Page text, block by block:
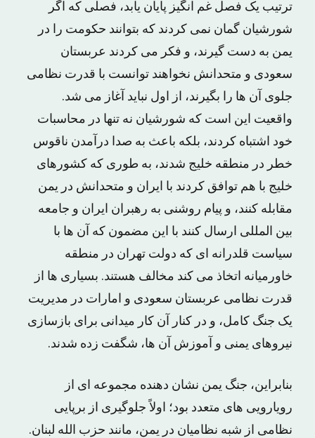
ترتیب یک فصل غم انگیز پایان یابد، فصلی که اگر
شورشیان گمان نمی کردند که بتوانند حکومت را در
یمن به دست گیرند، و فکر می کردند عربستان
سعودی و متحدانش نخواهند توانست با قدرت نظامی
جلوی آن ها را بگیرند، از اول نباید آغاز می شد.
واقعیت این است که شورشیان نه تنها در محاسبات
خود اشتباه کردند، بلکه باعث به صدا درآمدن ناقوس
خطر در منطقه خلیج شدند، به طوری که کشورهای
خلیج با هم توافق کردند با ایران و متحدانش در یمن
مقابله کنند، و پیام روشنی به رهبران ایران و جامعه
بین المللی ارسال کنند با این مضمون که آن ها با
سیاست قلدرانه ای که دولت تهران در منطقه
خاورمیانه اتخاذ می کند مخالف هستند. بسیاری ها از
قدرت نظامی عربستان سعودی و امارات در مدیریت
یک جنگ کامل، و در کنار آن کار میدانی برای بازسازی
نیروهای یمنی و آموزش آن ها، شگفت زده شدند.
بنابراین، جنگ یمن نشان دهنده مجموعه ای از
رویارویی های متعدد بود؛ اولاً جلوگیری از برپایی
نظامی از شبه نظامیان در یمن، مانند حزب الله لبنان.